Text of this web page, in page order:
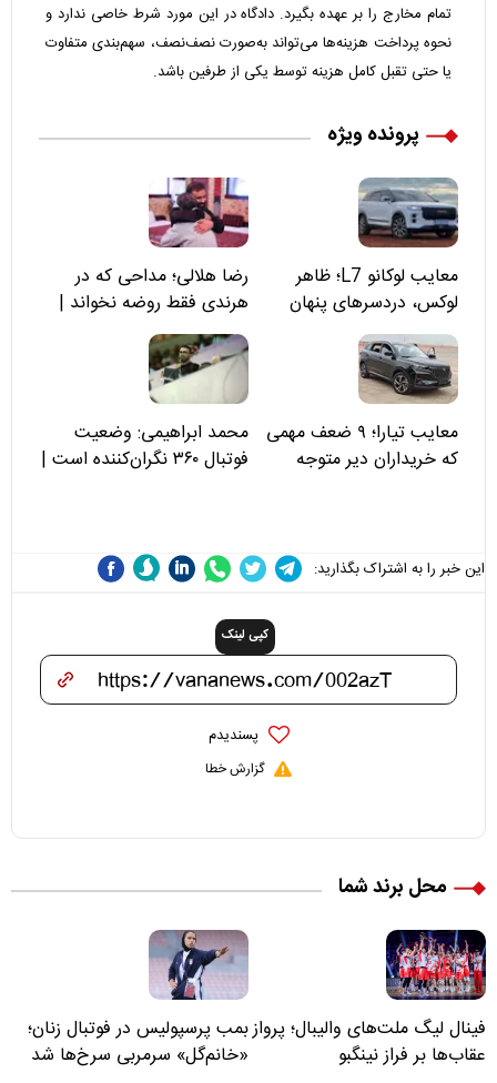
تمام مخارج را بر عهده بگیرد. دادگاه در این مورد شرط خاصی ندارد و
نحوه پرداخت هزینه‌ها می‌تواند به‌صورت نصف‌نصف، سهم‌بندی متفاوت
یا حتی تقبل کامل هزینه توسط یکی از طرفین باشد.
پرونده ویژه
معایب لوکانو L7؛ ظاهر
لوکس، دردسرهای پنهان
رضا هلالی؛ مداحی که در
هرندی فقط روضه نخواند |
مسئولان «تکیه‌گاه آقا مرتضی
علی(ع)» را جدی‌تر ببینند
معایب تیارا؛ ۹ ضعف مهمی
که خریداران دیر متوجه
محمد ابراهیمی: وضعیت
فوتبال ۳۶۰ نگران‌کننده است |
این خبر را به اشتراک بگذارید:
کپی لینک
پسندیدم
گزارش خطا
محل برند شما
فینال لیگ ملت‌های والیبال؛ پرواز
عقاب‌ها بر فراز نینگبو
بمب پرسپولیس در فوتبال زنان؛
«خانم‌گل» سرمربی سرخ‌ها شد